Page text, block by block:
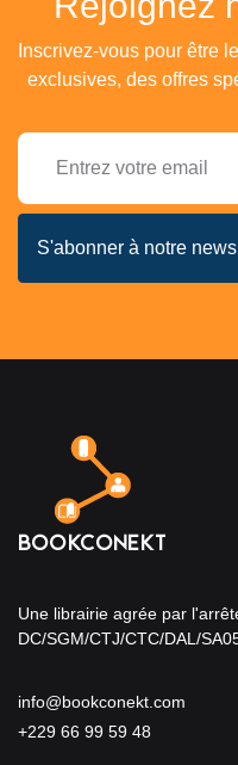
Inscrivez-vous pour être
exclusives, des offres
Une librairie agrée par
DC/SGM/CTJ/CTC/DAL/
info@bookconekt.com
+229 66 99 59 48